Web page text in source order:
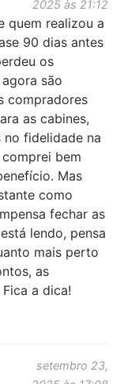
2025 às 21:12
quem realizou a
90 dias antes
os
são
compradores
as cabines,
fidelidade na
bem
Mas
como
fechar as
lendo, pensa
mais perto
as
a dica!
setembro 23,